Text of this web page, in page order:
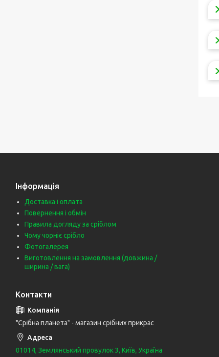
Інформація
Доставка і оплата
Повернення і обмін
Правила догляду за сріблом
Чому чорніє срібло
Фотогалерея
Виготовлення на замовлення (довжина /
ширина / вага)
Контакти
"Срібна планета" - магазин срібних прикрас
01014, Землянський провулок 3, Київ, Україна